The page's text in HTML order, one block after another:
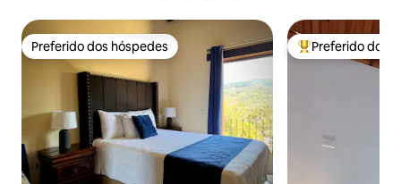
Preferido dos hóspedes
Preferido dos hóspedes Entre os
Preferido dos